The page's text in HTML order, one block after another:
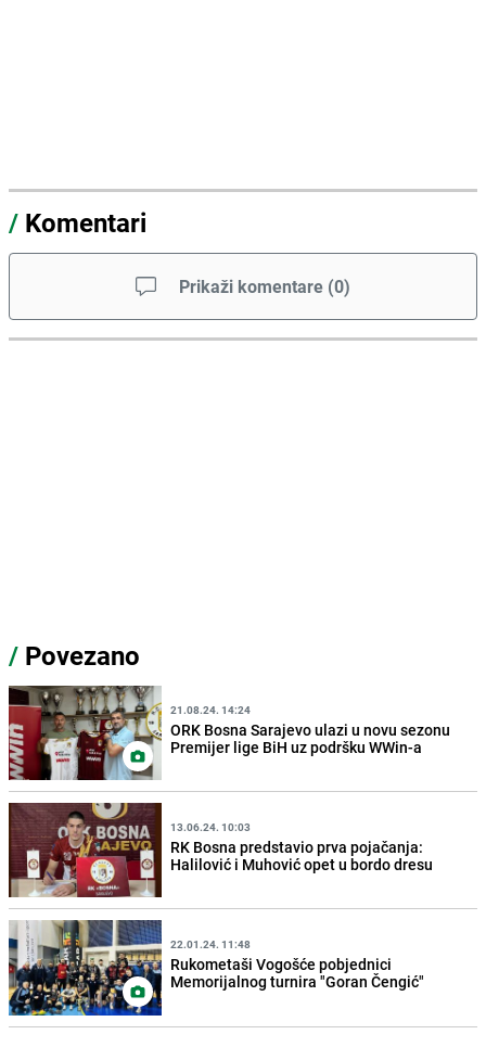
/ Komentari
Prikaži komentare (0)
/ Povezano
21.08.24. 14:24
ORK Bosna Sarajevo ulazi u novu sezonu
Premijer lige BiH uz podršku WWin-a
13.06.24. 10:03
RK Bosna predstavio prva pojačanja:
Halilović i Muhović opet u bordo dresu
22.01.24. 11:48
Rukometaši Vogošće pobjednici
Memorijalnog turnira "Goran Čengić"